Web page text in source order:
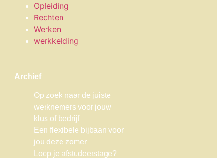
Opleiding
Rechten
Werken
werkkelding
Archief
Op zoek naar de juiste
werknemers voor jouw
klus of bedrijf
Een flexibele bijbaan voor
jou deze zomer
Loop je afstudeerstage?